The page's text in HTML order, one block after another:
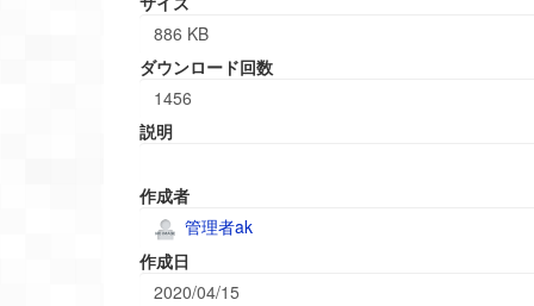
886 KB
ダウンロード回数
1456
説明
作成者
管理者ak
作成日
2020/04/15